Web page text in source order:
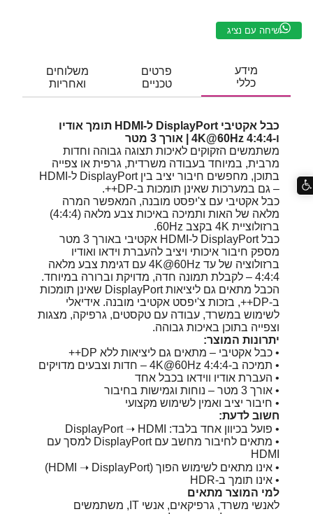
שיחה עם נציג
מידע
כללי
פרטים
טכניים
משלוחים
ואחריות
כבל אקטיבי DisplayPort ל-HDMI תומך אודיו
ו-4K@60Hz 4:4:4 | אורך 3 מטר
משתמשים הזקוקים לאיכות תצוגה גבוהה וחדות
מרבית, במיוחד בעבודה משרדית, גרפית או צפייה
בתוכן, מחפשים חיבור יציב בין DisplayPort ל-HDMI
– גם במערכות שאינן תומכות ב-DP++.
כבל אקטיבי עם צ'יפסט מובנה, המאפשר המרה
מלאה של האות ותמיכה באיכות צבע מלאה (4:4:4)
ברזולוציית 4K בקצב 60Hz.
כבל DisplayPort ל-HDMI אקטיבי באורך 3 מטר
מספק חיבור איכותי ויציב להעברת וידאו ואודיו
ברזולוציה של עד 4K@60Hz עם דגימת צבע מלאה
4:4:4 – לקבלת תמונה חדה, מדויקת וברורה במיוחד.
הכבל מתאים גם ליציאות DisplayPort שאינן תומכות
ב-DP++, בזכות צ'יפסט אקטיבי מובנה. אידיאלי
לשימוש במשרד, עבודה עם טקסטים, גרפיקה, מצגות
וצפייה בתוכן באיכות גבוהה.
יתרונות המוצר:
• כבל אקטיבי – מתאים גם ליציאות ללא DP++
• תמיכה ב-4K@60Hz 4:4:4 – חדות וצבעים מדויקים
• העברת אודיו ווידאו בכבל אחד
• אורך 3 מטר – נוחות וגמישות בחיבור
• חיבור יציב ואמין לשימוש מקצועי
חשוב לדעת:
• פועל בכיוון אחד בלבד: DisplayPort ➝ HDMI
• מתאים לחיבור מחשב עם DisplayPort למסך עם
HDMI
• אינו מתאים לשימוש הפוך (HDMI ➝ DisplayPort)
• אינו תומך ב-HDR
למי המוצר מתאים
לאנשי משרד, גרפיקאים, אנשי IT, משתמשים